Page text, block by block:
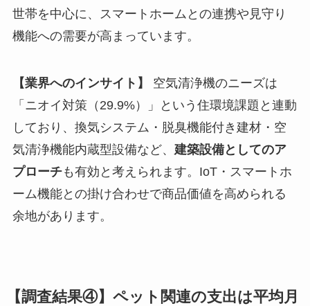
世帯を中心に、スマートホームとの連携や見守り
機能への需要が高まっています。
【業界へのインサイト】
空気清浄機のニーズは
「ニオイ対策（29.9%）」という住環境課題と連動
しており、換気システム・脱臭機能付き建材・空
気清浄機能内蔵型設備など、 建築設備としてのア
プローチも有効と考えられます。IoT・スマートホ
ーム機能との掛け合わせで商品価値を高められる
余地があります。
【調査結果④】ペット関連の支出は平均月